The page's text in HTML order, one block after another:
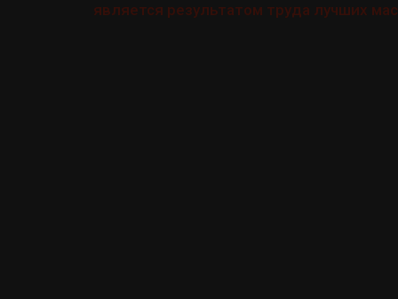
является результатом труда лучших